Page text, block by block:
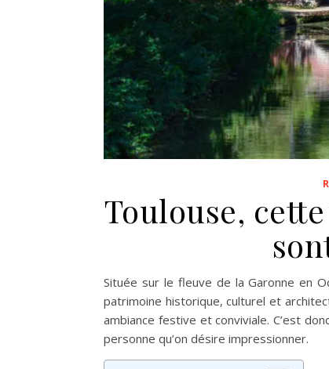
Toulouse,
Située sur le fleuve de la Garonne en
patrimoine historique, culturel et
ambiance festive et conviviale. C’est
personne qu’on désire impressionner.